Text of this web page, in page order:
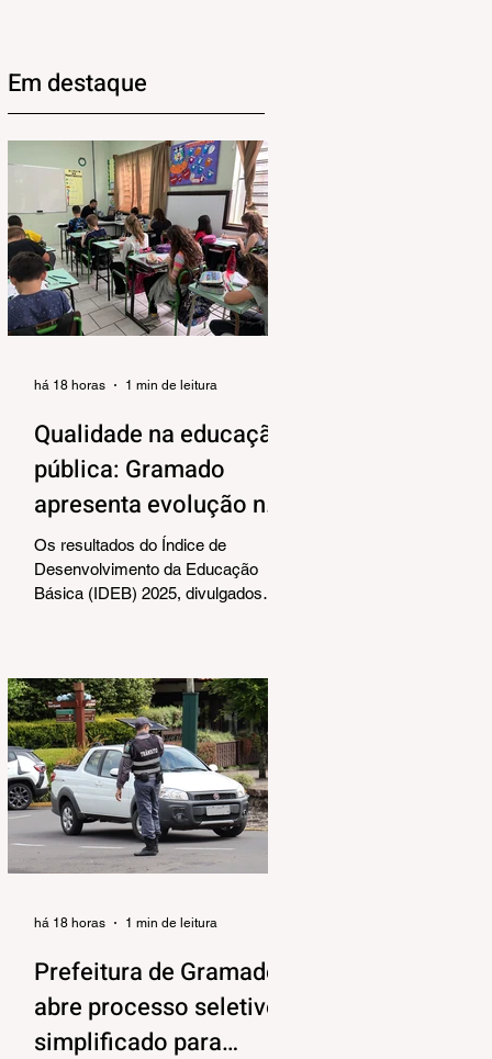
Em destaque
Qualidade na educação
pública: Gramado
apresenta evolução no
IDEB 2025
Os resultados do Índice de
Desenvolvimento da Educação
Básica (IDEB) 2025, divulgados
qualidade do ensino público. Os
dados mostram que as escolas da
rede municipal superaram tanto as
metas projetadas quanto as médias
nacionais em todas as etapas
avaliadas. Nos Anos Iniciais (1º ao
5º ano), o município ultrapassou a
meta nacional de 6,0 e ficou acima
há 18 horas 1 min de leitura
Prefeitura de Gramado
abre processo seletivo
simplificado para
há 18 horas 1 min de leitura